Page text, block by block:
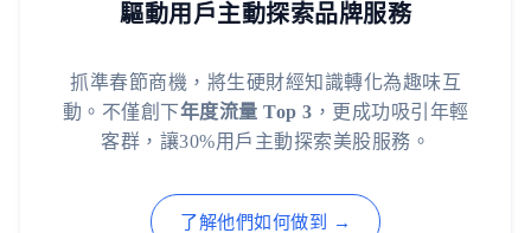
驅動用戶主動探索品牌服務
抓準春節商機，將生硬財經知識轉化為趣味互
動。不僅創下年度流量 Top 3 ，更成功吸引年輕
客群，讓30%用戶主動探索美股服務。
了解他們如何做到 →